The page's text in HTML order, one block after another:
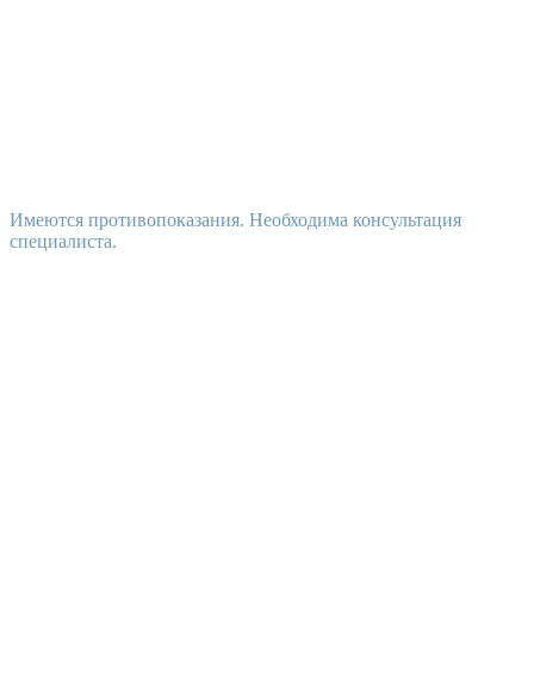
Имеются противопоказания. Необходима консультация
специалиста.